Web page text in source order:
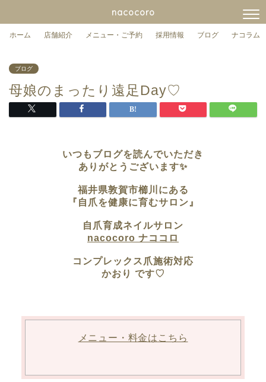
nacocoro
ホーム 店舗紹介 メニュー・ご予約 採用情報 ブログ ナコラム
ブログ
母娘のまったり遠足Day♡
いつもブログを読んでいただき
ありがとうございます✨
福井県敦賀市櫛川にある
『自爪を健康に育むサロン』
自爪育成ネイルサロン
nacocoro ナココロ
コンプレックス爪施術対応
かおり です♡
メニュー・料金はこちら